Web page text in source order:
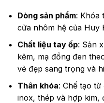
Dòng sản phẩm: Khóa
cửa nhôm hệ của Huy
Chất liệu tay ốp: Sản
kẽm, mạ đồng đen
vẻ đẹp sang trọng và
Thân khóa: Chế tạo
inox, thép và hợp kim,